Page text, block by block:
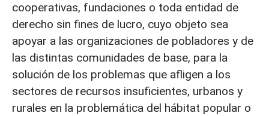
cooperativas, fundaciones o toda entidad de
derecho sin fines de lucro, cuyo objeto sea
apoyar a las organizaciones de pobladores y de
las distintas comunidades de base, para la
solución de los problemas que afligen a los
sectores de recursos insuficientes, urbanos y
rurales en la problemática del hábitat popular o